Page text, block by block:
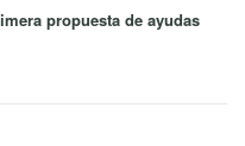
propuesta de ayudas